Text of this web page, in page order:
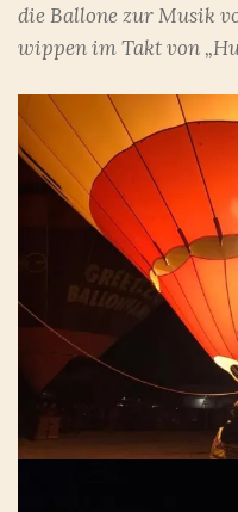
die Ballone zur Musik
wippen im Takt von